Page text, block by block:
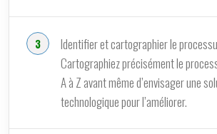
Identifier et cartographier le
Cartographiez précisément le
A à Z avant même d’envisager une
technologique pour l’améliorer.